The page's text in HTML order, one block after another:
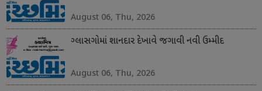
August 06, Thu, 2026
ગ્લાસગોમાં શાનદાર દેખાવે જગાવી નવી ઉમ્મીદ
August 06, Thu, 2026